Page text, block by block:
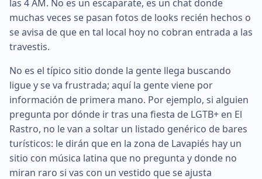
las 4 AM. No es un escaparate, es un chat donde
muchas veces se pasan fotos de looks recién hechos o
se avisa de que en tal local hoy no cobran entrada a las
travestis.
No es el típico sitio donde la gente llega buscando
ligue y se va frustrada; aquí la gente viene por
información de primera mano. Por ejemplo, si alguien
pregunta por dónde ir tras una fiesta de LGTB+ en El
Rastro, no le van a soltar un listado genérico de bares
turísticos: le dirán que en la zona de Lavapiés hay un
sitio con música latina que no pregunta y donde no
miran raro si vas con un vestido que se ajusta